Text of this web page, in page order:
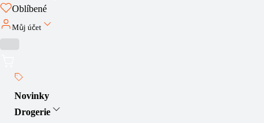
Oblíbené
Můj účet
Novinky
Drogerie